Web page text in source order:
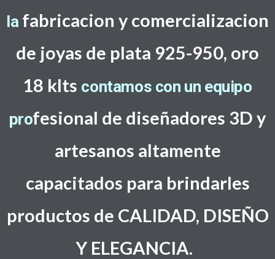
la fabricacion y comercializacion
de joyas de plata 925-950, oro
18 klts contamos con un equipo
profesional de diseñadores 3D y
artesanos altamente
capacitados para brindarles
productos de CALIDAD, DISEÑO
Y ELEGANCIA.